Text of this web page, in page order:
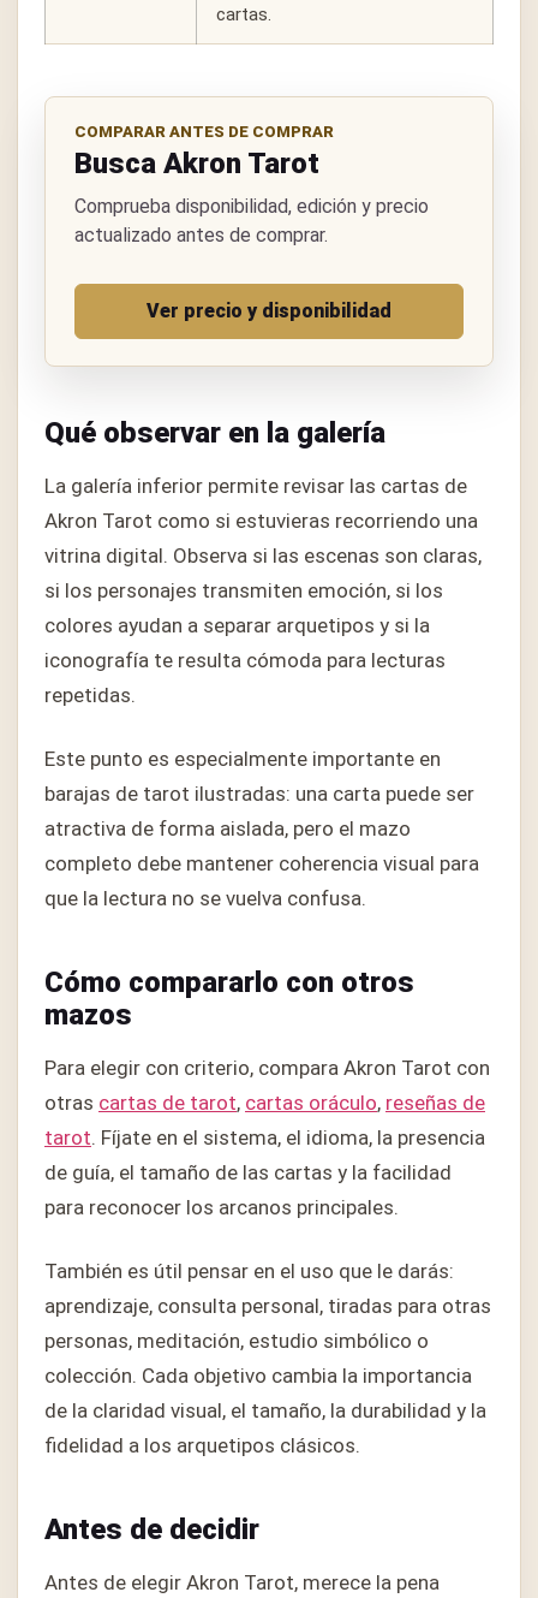
cartas.
COMPARAR ANTES DE COMPRAR
Busca Akron Tarot
Comprueba disponibilidad, edición y precio
actualizado antes de comprar.
Ver precio y disponibilidad
Qué observar en la galería
La galería inferior permite revisar las cartas de
Akron Tarot como si estuvieras recorriendo una
vitrina digital. Observa si las escenas son claras,
si los personajes transmiten emoción, si los
colores ayudan a separar arquetipos y si la
iconografía te resulta cómoda para lecturas
repetidas.
Este punto es especialmente importante en
barajas de tarot ilustradas: una carta puede ser
atractiva de forma aislada, pero el mazo
completo debe mantener coherencia visual para
que la lectura no se vuelva confusa.
Cómo compararlo con otros
mazos
Para elegir con criterio, compara Akron Tarot con
otras cartas de tarot, cartas oráculo, reseñas de
tarot. Fíjate en el sistema, el idioma, la presencia
de guía, el tamaño de las cartas y la facilidad
para reconocer los arcanos principales.
También es útil pensar en el uso que le darás:
aprendizaje, consulta personal, tiradas para otras
personas, meditación, estudio simbólico o
colección. Cada objetivo cambia la importancia
de la claridad visual, el tamaño, la durabilidad y la
fidelidad a los arquetipos clásicos.
Antes de decidir
Antes de elegir Akron Tarot, merece la pena